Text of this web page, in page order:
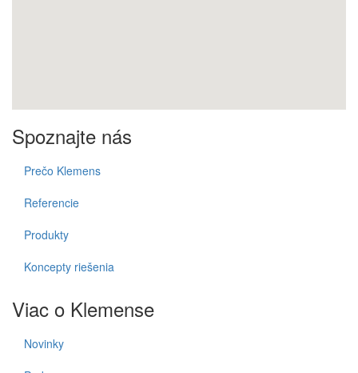
Spoznajte nás
Prečo Klemens
Referencie
Produkty
Koncepty riešenia
Viac o Klemense
Novinky